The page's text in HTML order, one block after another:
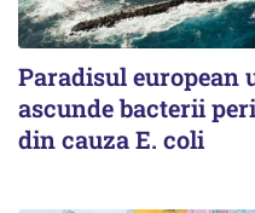
Paradisul european
ascunde bacterii
din cauza E. coli